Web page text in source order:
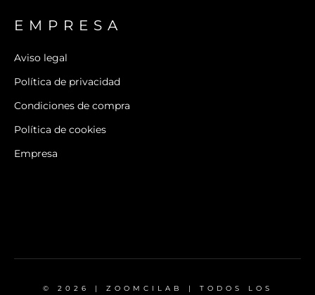
EMPRESA
Aviso legal
Política de privacidad
Condiciones de compra
Política de cookies
Empresa
© 2026 | ZOOMCILAB | TODOS LOS